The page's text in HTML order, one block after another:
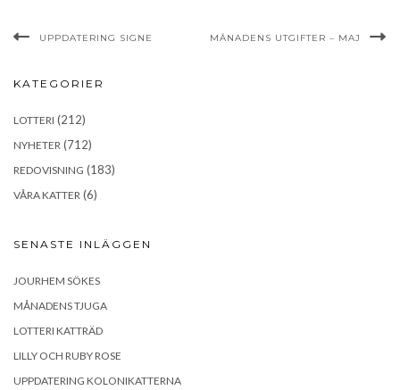
UPPDATERING SIGNE MÅNADENS UTGIFTER – MAJ
KATEGORIER
LOTTERI (212)
NYHETER (712)
REDOVISNING (183)
VÅRA KATTER (6)
SENASTE INLÄGGEN
JOURHEM SÖKES
MÅNADENS TJUGA
LOTTERI KATTRÄD
LILLY OCH RUBY ROSE
UPPDATERING KOLONIKATTERNA